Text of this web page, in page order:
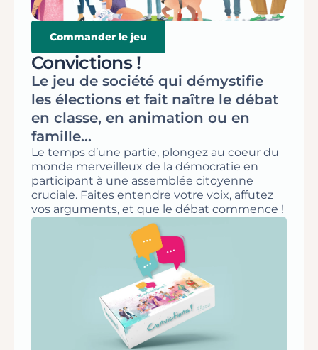
Commander le jeu
Convictions !
Le jeu de société qui démystifie
les élections et fait naître le débat
en classe, en animation ou en
famille...
Le temps d’une partie, plongez au coeur du
monde merveilleux de la démocratie en
participant à une assemblée citoyenne
cruciale. Faites entendre votre voix, affutez
vos arguments, et que le débat commence !